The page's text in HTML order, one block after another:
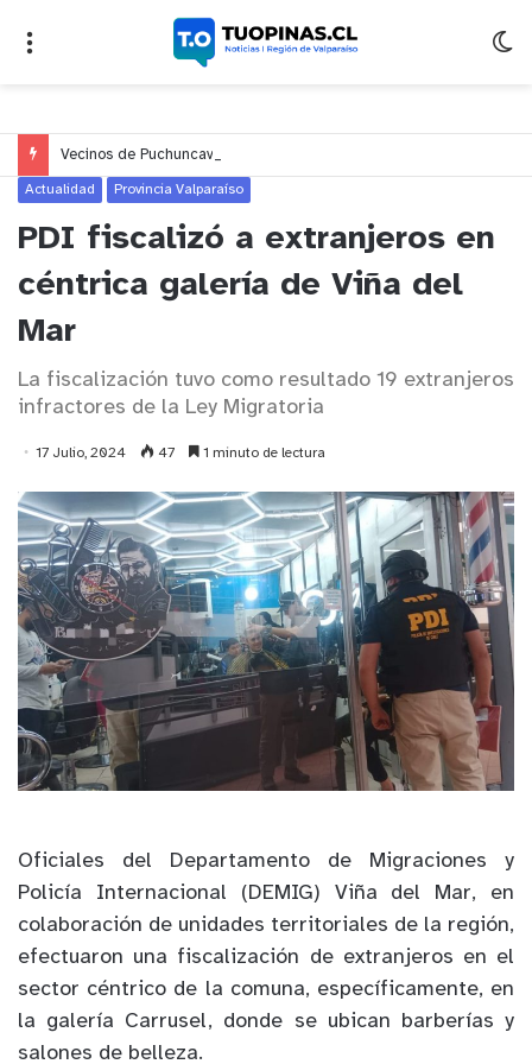
Actualidad Provincia Valparaíso
PDI fiscalizó a extranjeros en
céntrica galería de Viña del
Mar
La fiscalización tuvo como resultado 19 extranjeros
infractores de la Ley Migratoria
17 Julio, 2024 47 1 minuto de lectura
Oficiales del Departamento de Migraciones y
Policía Internacional (DEMIG) Viña del Mar, en
colaboración de unidades territoriales de la región,
efectuaron una fiscalización de extranjeros en el
sector céntrico de la comuna, específicamente, en
la galería Carrusel, donde se ubican barberías y
salones de belleza.